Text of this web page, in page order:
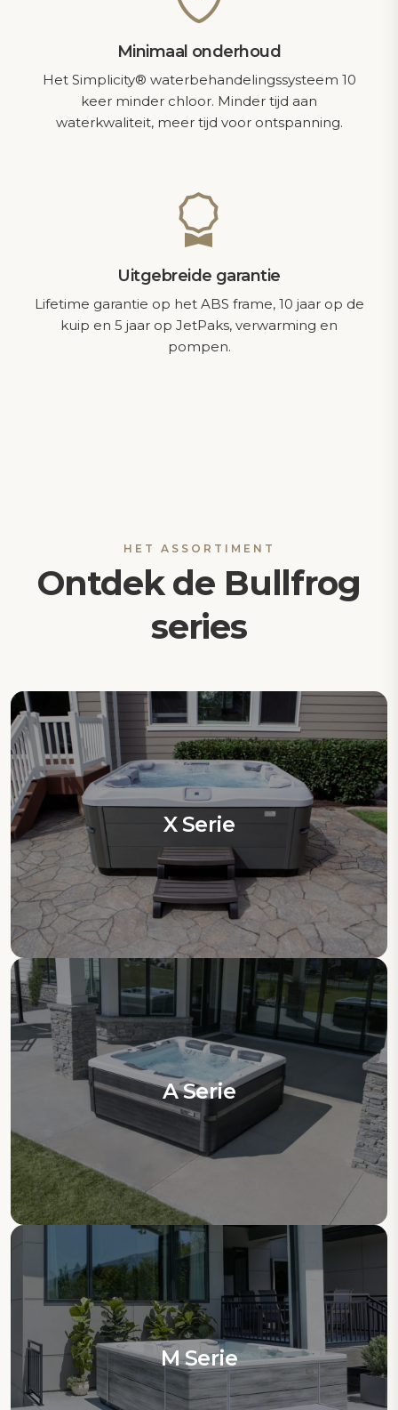
Minimaal onderhoud
Het Simplicity® waterbehandelingssysteem 10
keer minder chloor. Minder tijd aan
waterkwaliteit, meer tijd voor ontspanning.
Uitgebreide garantie
Lifetime garantie op het ABS frame, 10 jaar op de
kuip en 5 jaar op JetPaks, verwarming en
pompen.
HET ASSORTIMENT
Ontdek de Bullfrog
series
X Serie
A Serie
M Serie